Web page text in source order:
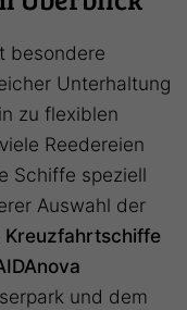
besondere
Unterhaltung
zu flexiblen
Reedereien
Schiffe speziell
Auswahl der
Kreuzfahrtschiffe
und dem